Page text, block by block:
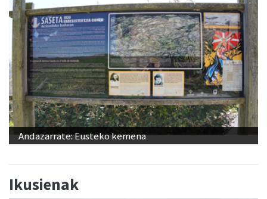
Andazarrate: Eusteko kemena
Ikusienak